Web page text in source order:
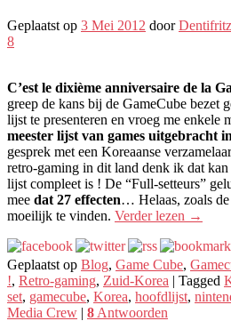
Geplaatst op 3 Mei 2012 doorDentifritz
8
C’est le dixième anniversaire de la
greep de kans bij de GameCube bezet
lijst te presenteren en vroeg me enkele
meester lijst van games uitgebracht
gesprek met een Koreaanse
retro-gaming in dit land denk ik dat
lijst compleet is ! De “Full-setteurs”
mee dat 27 effecten… Helaas, zoals
moeilijk te vinden. Verder lezen →
Geplaatst op Blog, Game Cube,
!, Retro-gaming, Zuid-Korea | Tagged
set, gamecube, Korea, hoofdlijst,
Media Crew | 8 Antwoorden